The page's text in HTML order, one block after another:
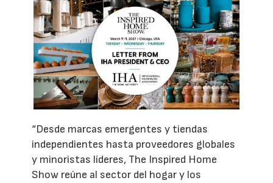
“Desde marcas emergentes y tiendas
independientes hasta proveedores globales
y minoristas líderes, The Inspired Home
Show reúne al sector del hogar y los